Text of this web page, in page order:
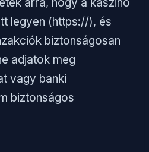
legyen (https://), és
biztonságosan
adjatok meg
vagy banki
biztonságos